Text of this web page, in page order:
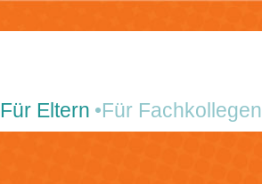
Für Eltern Für Fachkollegen